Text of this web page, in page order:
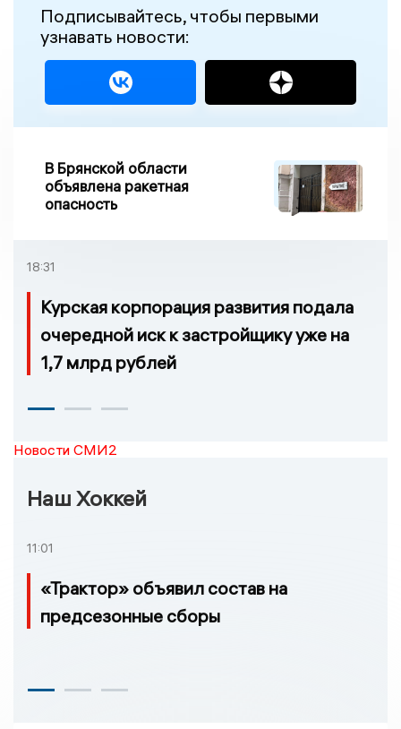
Подписывайтесь, чтобы первыми
узнавать новости:
В Брянской области
объявлена ракетная
опасность
18:31
Курская корпорация развития подала
очередной иск к застройщику уже на
1,7 млрд рублей
Новости СМИ2
Наш Хоккей
11:01
«Трактор» объявил состав на
предсезонные сборы